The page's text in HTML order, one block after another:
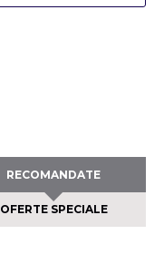
RECOMANDATE
OFERTE SPECIALE